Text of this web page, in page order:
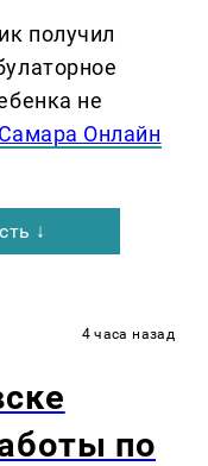
получил
не
Онлайн
↓
4 часа назад
по